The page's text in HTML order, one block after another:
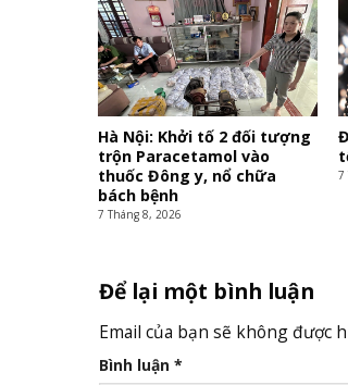
Hà Nội: Khởi tố 2 đối tượng
trộn Paracetamol vào
thuốc Đông y, nổ chữa
bách bệnh
7 Tháng 8, 2026
7
Để lại một bình luận
Email của bạn sẽ không được
Bình luận *